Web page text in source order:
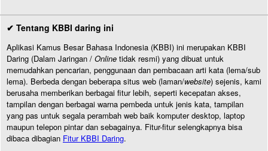
✔ Tentang KBBI daring ini
Aplikasi Kamus Besar Bahasa Indonesia (KBBI) ini merupakan KBBI
Daring (Dalam Jaringan / Online tidak resmi) yang dibuat untuk
memudahkan pencarian, penggunaan dan pembacaan arti kata (lema/sub
lema). Berbeda dengan beberapa situs web (laman/website) sejenis, kami
berusaha memberikan berbagai fitur lebih, seperti kecepatan akses,
tampilan dengan berbagai warna pembeda untuk jenis kata, tampilan
yang pas untuk segala perambah web baik komputer desktop, laptop
maupun telepon pintar dan sebagainya. Fitur-fitur selengkapnya bisa
dibaca dibagian Fitur KBBI Daring.